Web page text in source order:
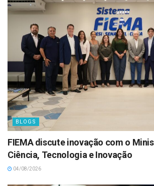
BLOGS
FIEMA discute inovação com o
Ciência, Tecnologia e Inovação
04/08/2026